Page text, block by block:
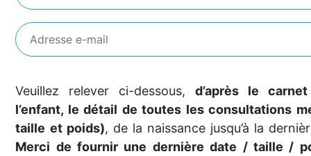
Veuillez relever ci-dessous,d’après le
l’enfant, le détail de toutes les consultations
taille et poids), de la naissance jusqu’à la
Merci de fournir une dernière date / taille /